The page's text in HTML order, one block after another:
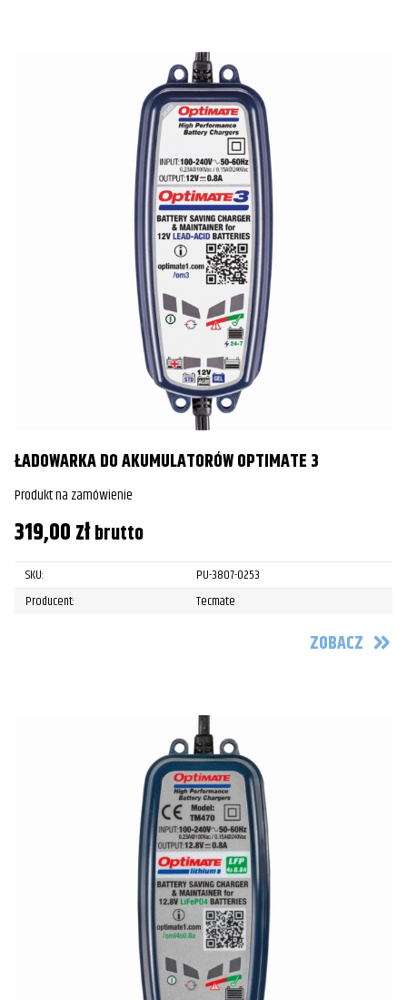
ŁADOWARKA DO AKUMULATORÓW OPTIMATE 3
Produkt na zamówienie
319,00złbrutto
SKU:
PU-3807-0253
Producent:
Tecmate
ZOBACZ